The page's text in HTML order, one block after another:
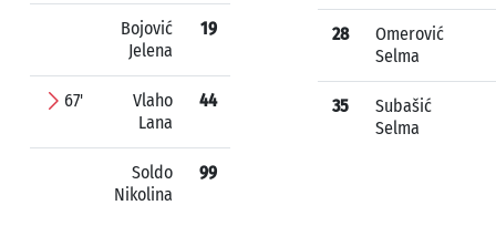
Bojović
Jelena
19
67'
Vlaho
Lana
44
Soldo
Nikolina
99
28
Omerović
Selma
35
Subašić
Selma